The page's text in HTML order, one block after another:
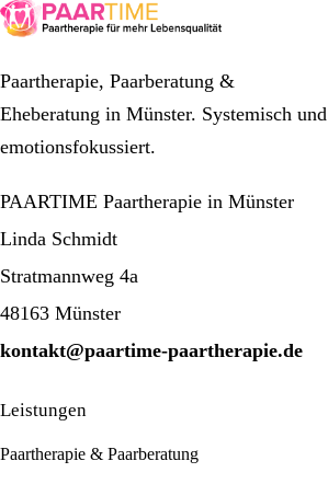
Paartherapie, Paarberatung &
Eheberatung in Münster. Systemisch und
emotionsfokussiert.
PAARTIME Paartherapie in Münster
Linda Schmidt
Stratmannweg 4a
48163 Münster
kontakt@paartime-paartherapie.de
Leistungen
Paartherapie & Paarberatung